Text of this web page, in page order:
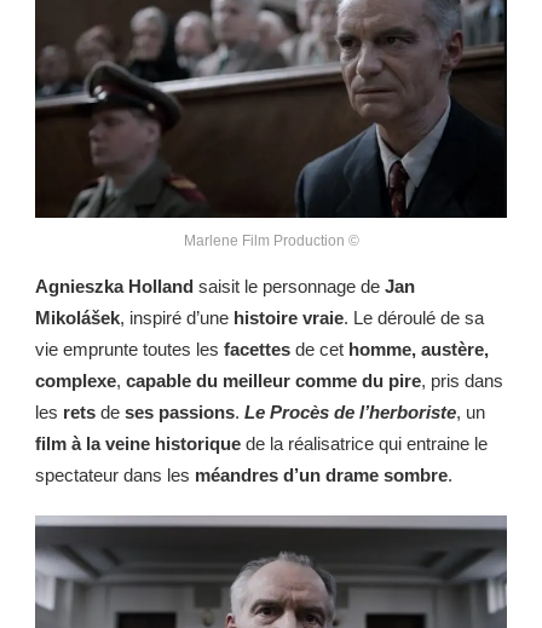
Marlene Film Production ©
Agnieszka Holland saisit le personnage de Jan
Mikolášek, inspiré d’une histoire vraie. Le déroulé de sa
vie emprunte toutes les facettes de cet homme, austère,
complexe, capable du meilleur comme du pire, pris dans
les rets de ses passions. Le Procès de l’herboriste, un
film à la veine historique de la réalisatrice qui entraine le
spectateur dans les méandres d’un drame sombre.